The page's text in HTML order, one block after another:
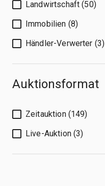
Landwirtschaft (50)
Immobilien (8)
Händler-Verwerter (3)
Auktionsformat
Zeitauktion (149)
Live-Auktion (3)